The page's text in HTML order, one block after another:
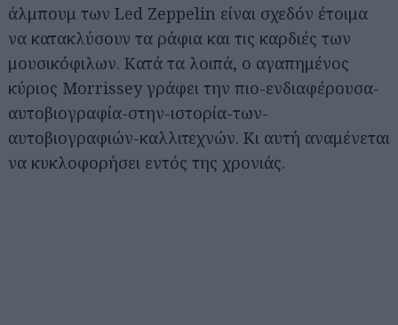
άλμπουμ των Led Zeppelin είναι σχεδόν έτοιμα
να κατακλύσουν τα ράφια και τις καρδιές των
μουσικόφιλων. Κατά τα λοιπά, ο αγαπημένος
κύριος Morrissey γράφει την πιο-ενδιαφέρουσα-
αυτοβιογραφία-στην-ιστορία-των-
αυτοβιογραφιών-καλλιτεχνών. Κι αυτή αναμένεται
να κυκλοφορήσει εντός της χρονιάς.